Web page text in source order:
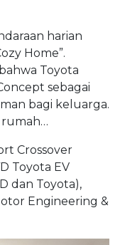
harian
Home”.
Toyota
sebagai
bagi keluarga.
rumah…
Crossover
Toyota EV
dan Toyota),
Engineering &